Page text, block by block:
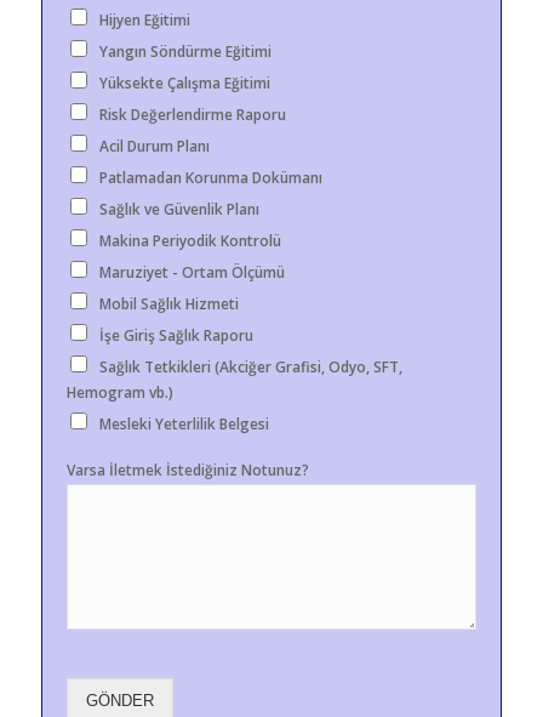
Hijyen Eğitimi
Yangın Söndürme Eğitimi
Yüksekte Çalışma Eğitimi
Risk Değerlendirme Raporu
Acil Durum Planı
Patlamadan Korunma Dokümanı
Sağlık ve Güvenlik Planı
Makina Periyodik Kontrolü
Maruziyet - Ortam Ölçümü
Mobil Sağlık Hizmeti
İşe Giriş Sağlık Raporu
Sağlık Tetkikleri (Akciğer Grafisi, Odyo, SFT,
Hemogram vb.)
Mesleki Yeterlilik Belgesi
Varsa İletmek İstediğiniz Notunuz?
GÖNDER